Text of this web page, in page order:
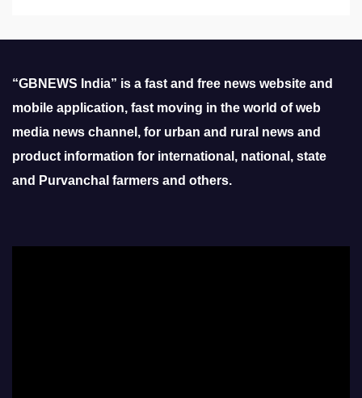
“GBNEWS India” is a fast and free news website and
mobile application, fast moving in the world of web
media news channel, for urban and rural news and
product information for international, national, state
and Purvanchal farmers and others.